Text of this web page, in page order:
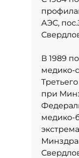
АЭС,
В 1989
медико-
при
медико-